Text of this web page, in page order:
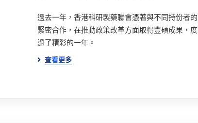
過去一年，香港科研製藥聯會憑著與不同持份者的
緊密合作，在推動政策改革方面取得豐碩成果，度
過了精彩的一年。
查看更多